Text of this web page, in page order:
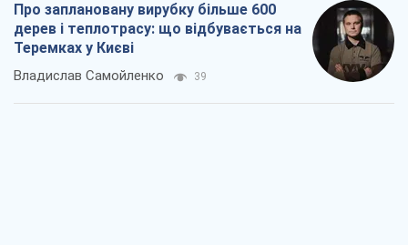
Про заплановану вирубку більше 600
дерев і теплотрасу: що відбувається на
Теремках у Києві
Владислав Самойленко 39